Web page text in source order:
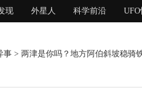
现 外星人 科学前沿
事 > 两津是你吗？地方阿伯斜坡稳